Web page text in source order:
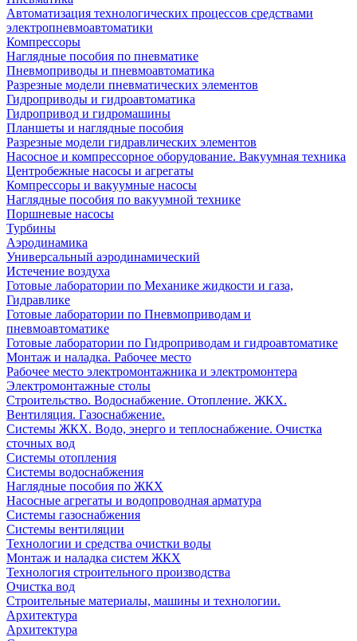
Автоматизация технологических процессов средствами
электропневмоавтоматики
Компрессоры
Наглядные пособия по пневматике
Пневмоприводы и пневмоавтоматика
Разрезные модели пневматических элементов
Гидроприводы и гидроавтоматика
Гидропривод и гидромашины
Планшеты и наглядные пособия
Разрезные модели гидравлических элементов
Насосное и компрессорное оборудование. Вакуумная техника
Центробежные насосы и агрегаты
Компрессоры и вакуумные насосы
Наглядные пособия по вакуумной технике
Поршневые насосы
Турбины
Аэродинамика
Универсальный аэродинамический
Истечение воздуха
Готовые лаборатории по Механике жидкости и газа,
Гидравлике
Готовые лаборатории по Пневмоприводам и
пневмоавтоматике
Готовые лаборатории по Гидроприводам и гидроавтоматике
Монтаж и наладка. Рабочее место
Рабочее место электромонтажника и электромонтера
Электромонтажные столы
Строительство. Водоснабжение. Отопление. ЖКХ.
Вентиляция. Газоснабжение.
Системы ЖКХ. Водо, энерго и теплоснабжение. Очистка
сточных вод
Системы отопления
Системы водоснабжения
Наглядные пособия по ЖКХ
Насосные агрегаты и водопроводная арматура
Системы газоснабжения
Системы вентиляции
Технологии и средства очистки воды
Монтаж и наладка систем ЖКХ
Технология строительного производства
Очистка вод
Строительные материалы, машины и технологии.
Архитектура
Архитектура